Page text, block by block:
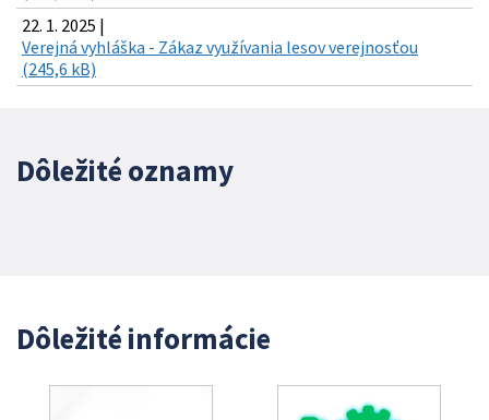
22. 1. 2025 |
Verejná vyhláška - Zákaz využívania lesov verejnosťou
(245,6 kB)
Dôležité oznamy
Dôležité informácie